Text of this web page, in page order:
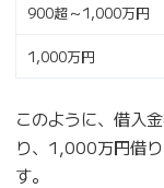
900超～1,000万円
1,000万円
このように、借入
り、1,000万円借
す。